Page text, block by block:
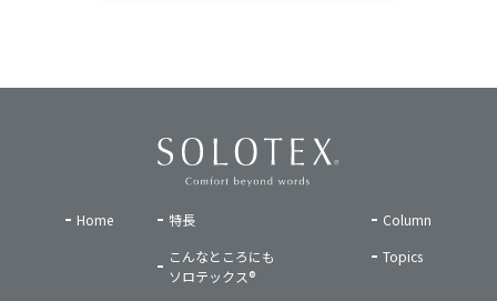
Home
特長
こんなところにも
ソロテックス®
Column
Topics